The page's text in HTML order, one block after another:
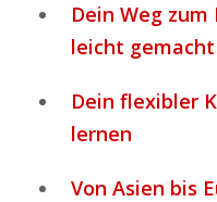
Dein Weg
leicht gemacht
Dein flexibler
lernen
Von Asien bis